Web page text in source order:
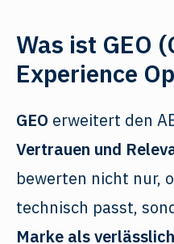
Was ist GEO
Experience
GEO erweitert den
Vertrauen und
bewerten nicht nur,
technisch passt,
Marke als